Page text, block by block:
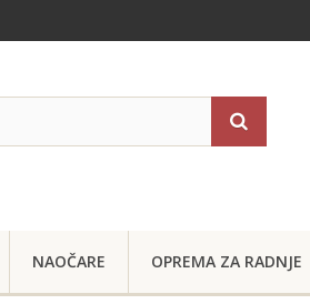
NAOČARE OPREMA ZA RADNJE